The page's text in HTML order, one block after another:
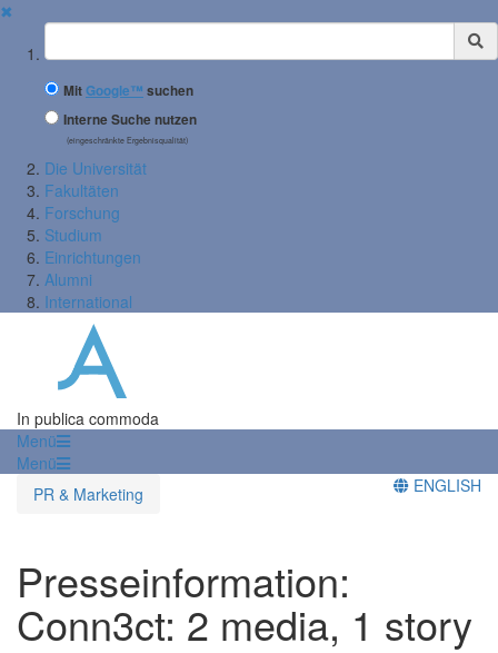
✖
Suchbegriff
MitGoogle™ suchen
Interne Suche nutzen
(eingeschränkte Ergebnisqualität)
Die Universität
Fakultäten
Forschung
Studium
Einrichtungen
Alumni
International
In publica commoda
Menü
Menü
PR & Marketing
ENGLISH
Presseinformation:
Conn3ct: 2 media, 1 story